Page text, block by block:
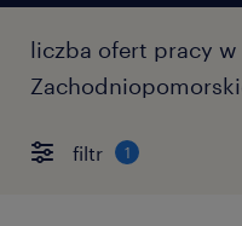
liczba ofert pracy
filtr 1